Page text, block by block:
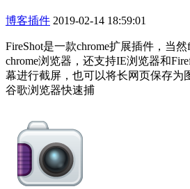
博客插件 2019-02-14 18:59:01
FireShot是一款chrome扩展插件，当
chrome浏览器，还支持IE浏览器和
幕进行截屏，也可以将长网页保存为
谷歌浏览器快速捕